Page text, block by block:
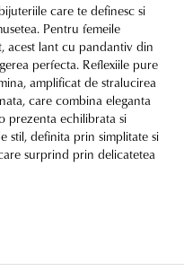
care te definesc si
Pentru femeile
acest lant cu pandantiv din
perfecta. Reflexiile pure
amplificat de stralucirea
care combina eleganta
prezenta echilibrata si
stil, definita prin simplitate si
surprind prin delicatetea